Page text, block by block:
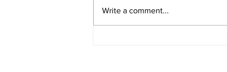
Write a comment...